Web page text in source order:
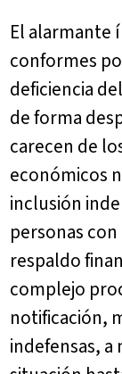
El alarmante
conformes
deficiencia
de forma
carecen de
económicos
inclusión
personas
respaldo
complejo
notificación,
indefensas, a